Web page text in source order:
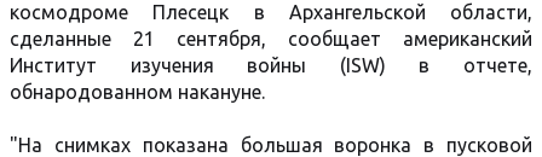
космодроме Плесецк в Архангельской области,
сделанные 21 сентября, сообщает американский
Институт изучения войны (ISW) в отчете,
обнародованном накануне.
"На снимках показана большая воронка в пусковой